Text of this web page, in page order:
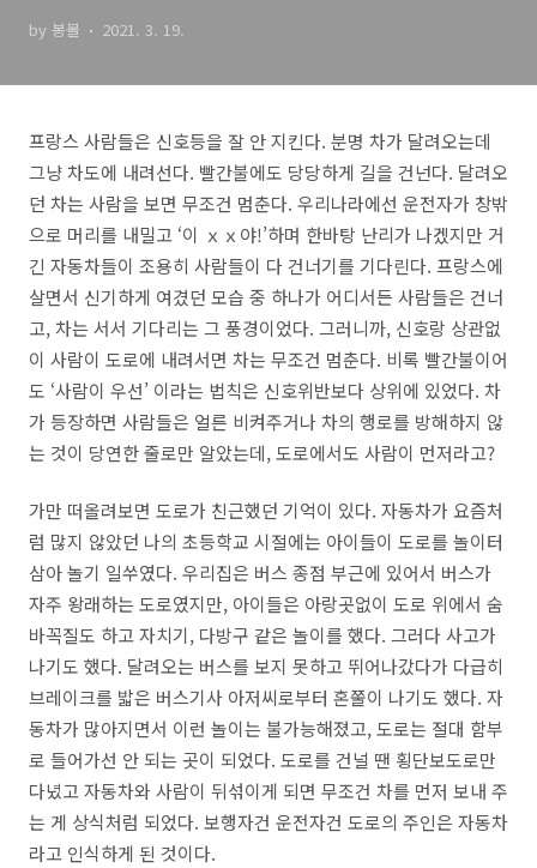
by 봉볼 2021. 3. 19.
프랑스 사람들은 신호등을 잘 안 지킨다. 분명 차가 달려오는데
그냥 차도에 내려선다. 빨간불에도 당당하게 길을 건넌다. 달려오
던 차는 사람을 보면 무조건 멈춘다. 우리나라에선 운전자가 창밖
으로 머리를 내밀고 ‘이 ｘｘ야!’하며 한바탕 난리가 나겠지만 거
긴 자동차들이 조용히 사람들이 다 건너기를 기다린다. 프랑스에
살면서 신기하게 여겼던 모습 중 하나가 어디서든 사람들은 건너
고, 차는 서서 기다리는 그 풍경이었다. 그러니까, 신호랑 상관없
이 사람이 도로에 내려서면 차는 무조건 멈춘다. 비록 빨간불이어
도 ‘사람이 우선’ 이라는 법칙은 신호위반보다 상위에 있었다. 차
가 등장하면 사람들은 얼른 비켜주거나 차의 행로를 방해하지 않
는 것이 당연한 줄로만 알았는데, 도로에서도 사람이 먼저라고?
가만 떠올려보면 도로가 친근했던 기억이 있다. 자동차가 요즘처
럼 많지 않았던 나의 초등학교 시절에는 아이들이 도로를 놀이터
삼아 놀기 일쑤였다. 우리집은 버스 종점 부근에 있어서 버스가
자주 왕래하는 도로였지만, 아이들은 아랑곳없이 도로 위에서 숨
바꼭질도 하고 자치기, 다방구 같은 놀이를 했다. 그러다 사고가
나기도 했다. 달려오는 버스를 보지 못하고 뛰어나갔다가 다급히
브레이크를 밟은 버스기사 아저씨로부터 혼쭐이 나기도 했다. 자
동차가 많아지면서 이런 놀이는 불가능해졌고, 도로는 절대 함부
로 들어가선 안 되는 곳이 되었다. 도로를 건널 땐 횡단보도로만
다녔고 자동차와 사람이 뒤섞이게 되면 무조건 차를 먼저 보내 주
는 게 상식처럼 되었다. 보행자건 운전자건 도로의 주인은 자동차
라고 인식하게 된 것이다.